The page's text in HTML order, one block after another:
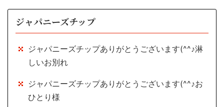
ジャパニーズチップ
ジャパニーズチップありがとうございます(^^♪淋
しいお別れ
ジャパニーズチップありがとうございます(^^♪お
ひとり様